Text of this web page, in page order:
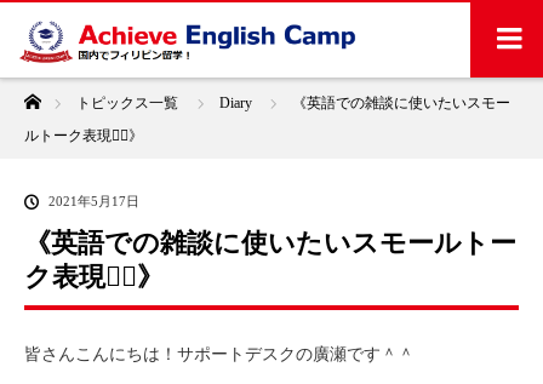
ホームトピックス一覧 Diary
《英語での雑談に使いたいスモー
ルトーク表現👍🏻》
2021年5月17日
《英語での雑談に使いたいスモールトー
ク表現👍🏻》
皆さんこんにちは！サポートデスクの廣瀬です＾＾